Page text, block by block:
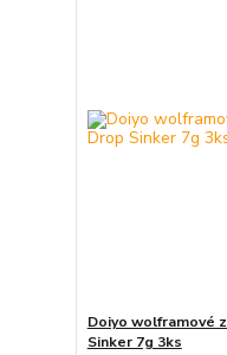
Doiyo wolframové
Sinker 7g 3ks